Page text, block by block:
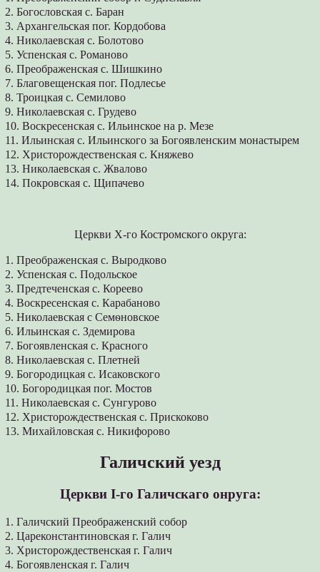
2. Богословская с. Баран
3. Архангельская пог. Кордобова
4. Николаевская с. Болотово
5. Успенская с. Романово
6. Преображенская с. Шишкино
7. Благовещенская пог. Подлесье
8. Троицкая с. Семилово
9. Николаевская с. Грудево
10. Воскресенская с. Ильинское на р. Мезе
11. Ильинская с. Ильинского за Богоявленским монастырем
12. Христорождественская с. Княжево
13. Николаевская с. Жвалово
14. Покровская с. Щипачево
Церкви Х-го Костромского округа:
1. Преображенская с. Выродково
2. Успенская с. Подольское
3. Предтеченская с. Кореево
4. Воскресенская с. Карабаново
5. Николаевская с Семѳновское
6. Ильинская с. Здемирова
7. Богоявленская с. Красного
8. Николаевская с. Плетней
9. Богородицкая с. Исаковского
10. Богородицкая пог. Мостов
11. Николаевская с. Сунгурово
12. Христорождественская с. Прискоково
13. Михайловская с. Никифорово
Галичский уезд
Церкви І-го Галичскаго онруга:
1. Галичский Преображенский собор
2. Цареконстантиновская г. Галич
3. Христорождественская г. Галич
4. Богоявленская г. Галич